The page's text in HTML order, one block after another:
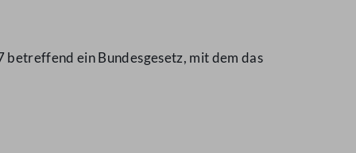
betreffend ein Bundesgesetz, mit dem das